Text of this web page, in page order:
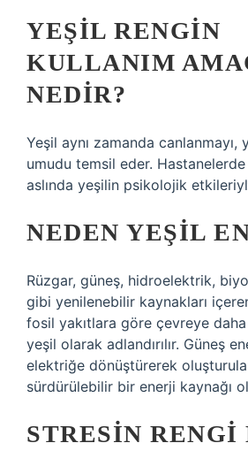
YEŞIL RENGIN
KULLANIM
NEDIR?
Yeşil aynı zamanda canlanmayı,
umudu temsil eder. Hastanelerde
aslında yeşilin psikolojik
NEDEN YEŞIL
Rüzgar, güneş, hidroelektrik,
gibi yenilenebilir kaynakları
fosil yakıtlara göre çevreye
yeşil olarak adlandırılır. Güneş
elektriğe dönüştürerek
sürdürülebilir bir enerji kaynağı
STRESIN RENGI